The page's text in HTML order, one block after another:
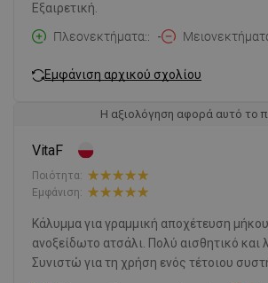
Εξαιρετική.
Πλεονεκτήματα:
-
Εμφάνιση αρχικού σχολίου
Η αξιολόγηση αφορά αυτό το
VitaF
Ποιότητα:
Εμφάνιση:
Κάλυμμα για γραμμική αποχέτευση
ανοξείδωτο ατσάλι. Πολύ αισθητικό και
Συνιστώ για τη χρήση ενός τέτοιου